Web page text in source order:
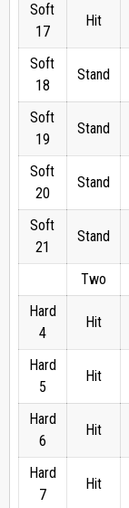
Soft
17
Hit
Soft
18
Stand
Soft
19
Stand
Soft
20
Stand
Soft
21
Stand
Two
Hard
4
Hit
Hard
5
Hit
Hard
6
Hit
Hard
7
Hit